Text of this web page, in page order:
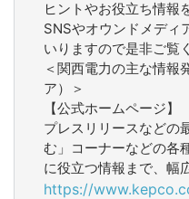
ヒントやお役立ち情報
SNSやオウンドメディ
いりますので是非ご覧
＜関西電力の主な情報
ア）＞
【公式ホームページ】
プレスリリースなどの
む」コーナーなどの各
に役立つ情報まで、幅
https://